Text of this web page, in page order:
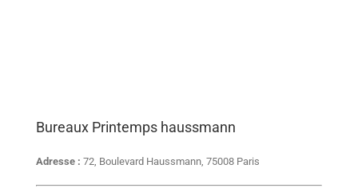
Bureaux Printemps haussmann
Adresse : 72, Boulevard Haussmann, 75008 Paris